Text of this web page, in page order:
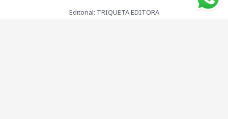
Editorial: TRIQUETA EDITORA